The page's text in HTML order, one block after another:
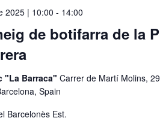
de botifarra de la
2025 | 10:00 - 14:00
"La Barraca"Carrer de Martí Molins,
Spain
Barcelonès Est.